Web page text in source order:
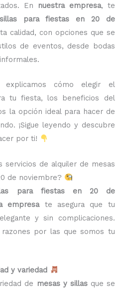
En
nuestra empresa, te
para fiestas en 20 de
calidad, con opciones que se
de eventos, desde bodas
cómo elegir el
tu fiesta, los beneficios del
la opción ideal para hacer de
¡Sigue leyendo y descubre
por ti!
servicios de alquiler de mesas
de noviembre?
para fiestas en 20 de
empresate asegura que tu
y sin complicaciones.
por las que somos tu
y variedad
de mesas y sillasque se